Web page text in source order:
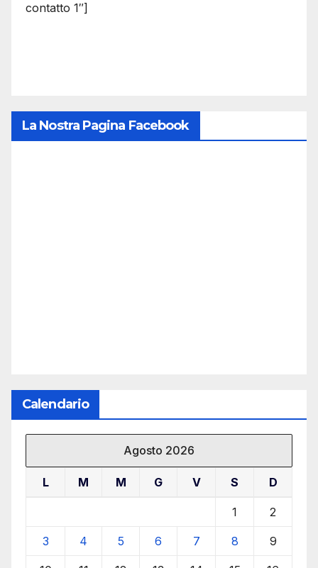
contatto 1″]
La Nostra Pagina Facebook
Calendario
Agosto 2026
L M M G V S D
1 2
3 4 5 6 7 8 9